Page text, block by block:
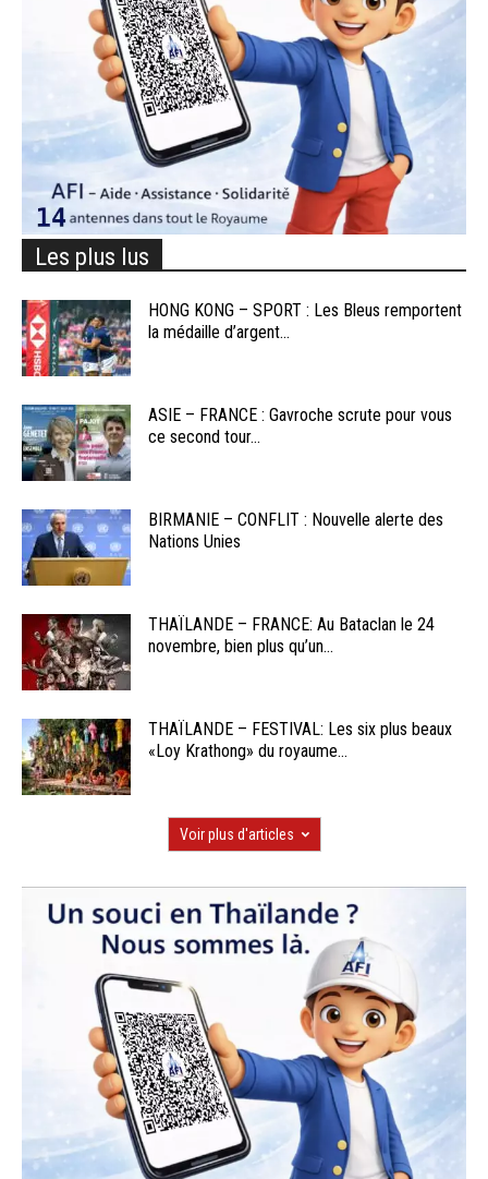
Les plus lus
HONG KONG – SPORT : Les Bleus remportent
la médaille d’argent...
ASIE – FRANCE : Gavroche scrute pour vous
ce second tour...
BIRMANIE – CONFLIT : Nouvelle alerte des
Nations Unies
THAÏLANDE – FRANCE: Au Bataclan le 24
novembre, bien plus qu’un...
THAÏLANDE – FESTIVAL: Les six plus beaux
«Loy Krathong» du royaume...
Voir plus d'articles